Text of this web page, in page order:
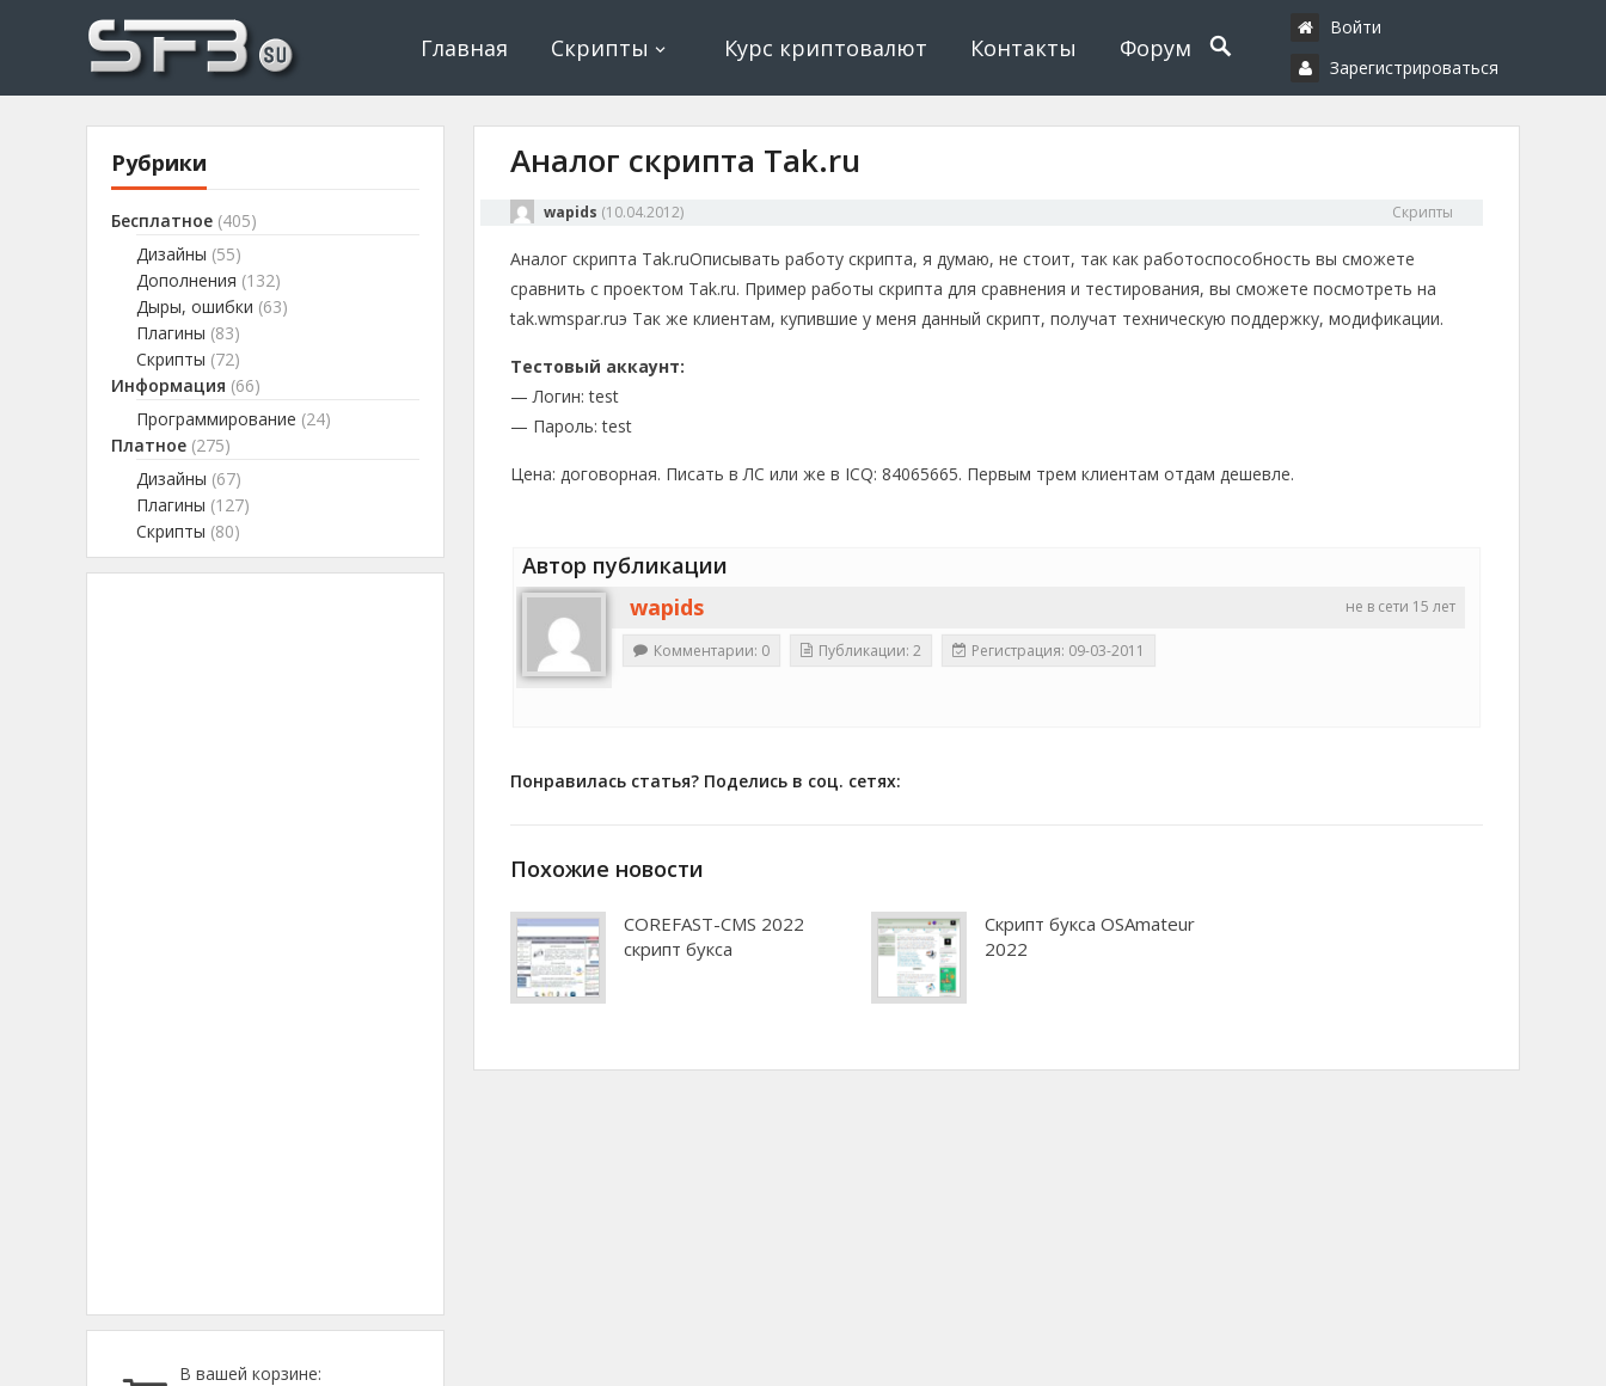
Буксы, программирование, криптовалюта
Главная Скрипты Курс криптовалют Контакты Форум
Войти
Зарегистрироваться
Аналог скрипта Tak.ru
wapids (10.04.2012) Скрипты
Аналог скрипта Tak.ruОписывать работу скрипта, я думаю, не стоит, так как работоспособность вы сможете
сравнить с проектом Tak.ru. Пример работы скрипта для сравнения и тестирования, вы сможете посмотреть на
tak.wmspar.ruэ Так же клиентам, купившие у меня данный скрипт, получат техническую поддержку, модификации.
Тестовый аккаунт:
— Логин: test
— Пароль: test
Цена: договорная. Писать в ЛС или же в ICQ: 84065665. Первым трем клиентам отдам дешевле.
Автор публикации
не в сети 15 лет
wapids
Комментарии: 0 Публикации: 2 Регистрация: 09-03-2011
Понравилась статья? Поделись в соц. сетях:
Похожие новости
COREFAST-CMS 2022
скрипт букса
Скрипт букса OSAmateur
2022
Рубрики
Бесплатное (405)
Дизайны (55)
Дополнения (132)
Дыры, ошибки (63)
Плагины (83)
Скрипты (72)
Информация (66)
Программирование (24)
Платное (275)
Дизайны (67)
Плагины (127)
Скрипты (80)
В вашей корзине: